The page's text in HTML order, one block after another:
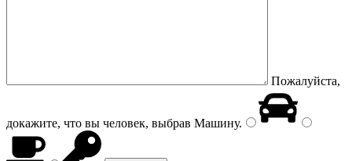
Пожалуйста,
докажите, что вы человек, выбрав Машину.